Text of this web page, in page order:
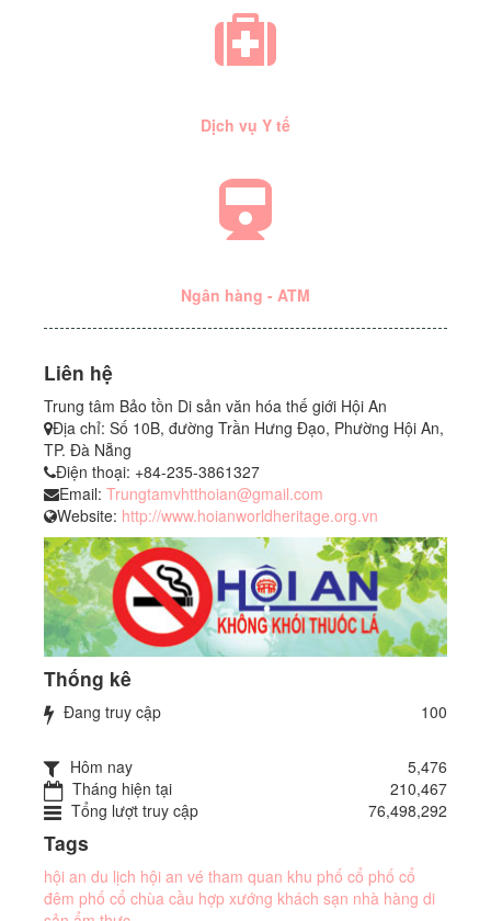
Dịch vụ Y tế
Ngân hàng - ATM
Liên hệ
Trung tâm Bảo tồn Di sản văn hóa thế giới Hội An
Địa chỉ:Số 10B, đường Trần Hưng Đạo, Phường Hội An,
TP. Đà Nẵng
Điện thoại: +84-235-3861327
Email:Trungtamvhtthoian@gmail.com
Website: http://www.hoianworldheritage.org.vn
Thống kê
Đang truy cập 100
Hôm nay
5,476
Tháng hiện tại
210,467
Tổng lượt truy cập
76,498,292
Tags
hội an du lịch hội an vé tham quan khu phố cổ phố cổ
đêm phố cổ chùa cầu hợp xướng khách sạn nhà hàng di